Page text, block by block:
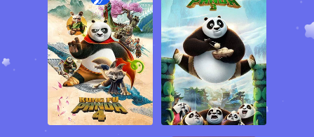
گلدن گلوب Golden Globes و نامزد دریافت جایزه بهترین فیلم بلند
انیمیشن سال (2009) در جشنواره جوایز آکادمی اسکار Academy
Awards شده است. در خلاصه داستان این انیمیشن رزمی کمدی آمده
است؛ دره صلح یک سرزمین بسیار زیباست که در کشور چین باستان قرار
دارد و حیوانات بسیار زیادی در کمال آرامش و امنیت در این سرزمین زیبا
در کنار یکدیگر زندگی می کنند. پو یک پاندای بی دست و پاست که در
رستوران پدرخوانده اش آقای پینگ مشغول به کار بوده و همیشه دچار